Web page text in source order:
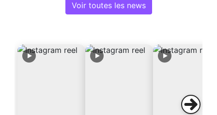
Voir toutes les news